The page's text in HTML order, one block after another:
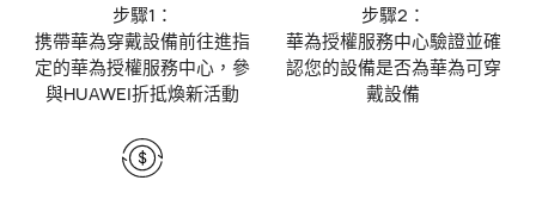
步驟1：
携帶華為穿戴設備前往進指
定的華為授權服務中心，參
與HUAWEI折抵煥新活動
步驟2：
華為授權服務中心驗證並確
認您的設備是否為華為可穿
戴設備